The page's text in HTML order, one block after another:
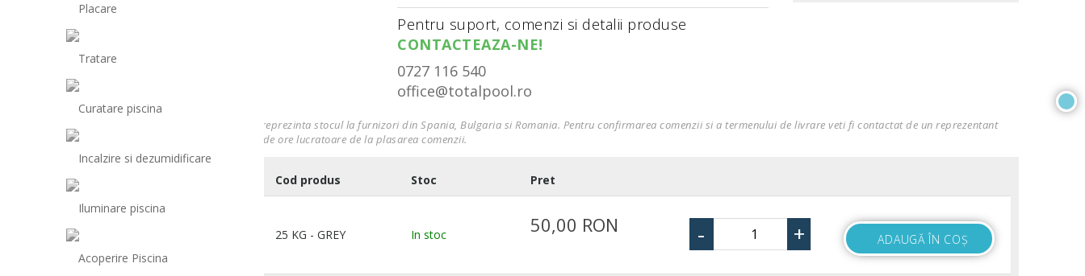
Placare
Tratare
Curatare piscina
Incalzire si dezumidificare
Iluminare piscina
Acoperire Piscina
Pentru suport, comenzi si detalii produse
CONTACTEAZA-NE!
0727 116 540
office@totalpool.ro
* Stocul produselor de pe site-ul nostru reprezinta stocul la furnizori din Spania, Bulgaria si Romania. Pentru confirmarea comenzii si a termenului de livrare veti fi contactat de un reprezentant
Total Pool & Spa in termen de maxim 48 de ore lucratoare de la plasarea comenzii.
Cod produs Stoc Pret
25 KG - GREY In stoc 50,00 RON - + ADAUGĂ ÎN COŞ